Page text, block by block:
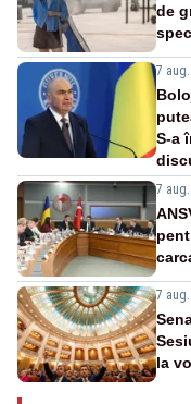
de
7 aug.
S-a
7
7
la